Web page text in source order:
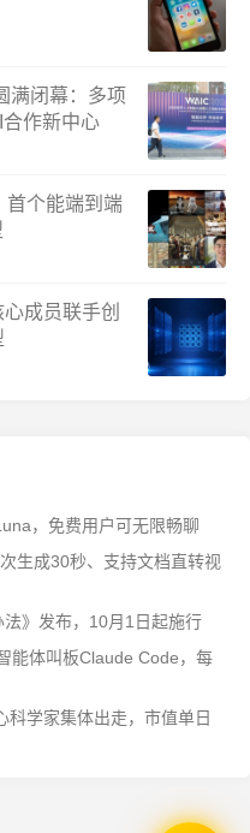
满闭幕：多项
作新中心
首个能端到端
成员联手创
，免费用户可无限畅聊
生成30秒、支持文档直转视
法》发布，10月1日起施行
能体叫板Claude Code，每
学家集体出走，市值单日